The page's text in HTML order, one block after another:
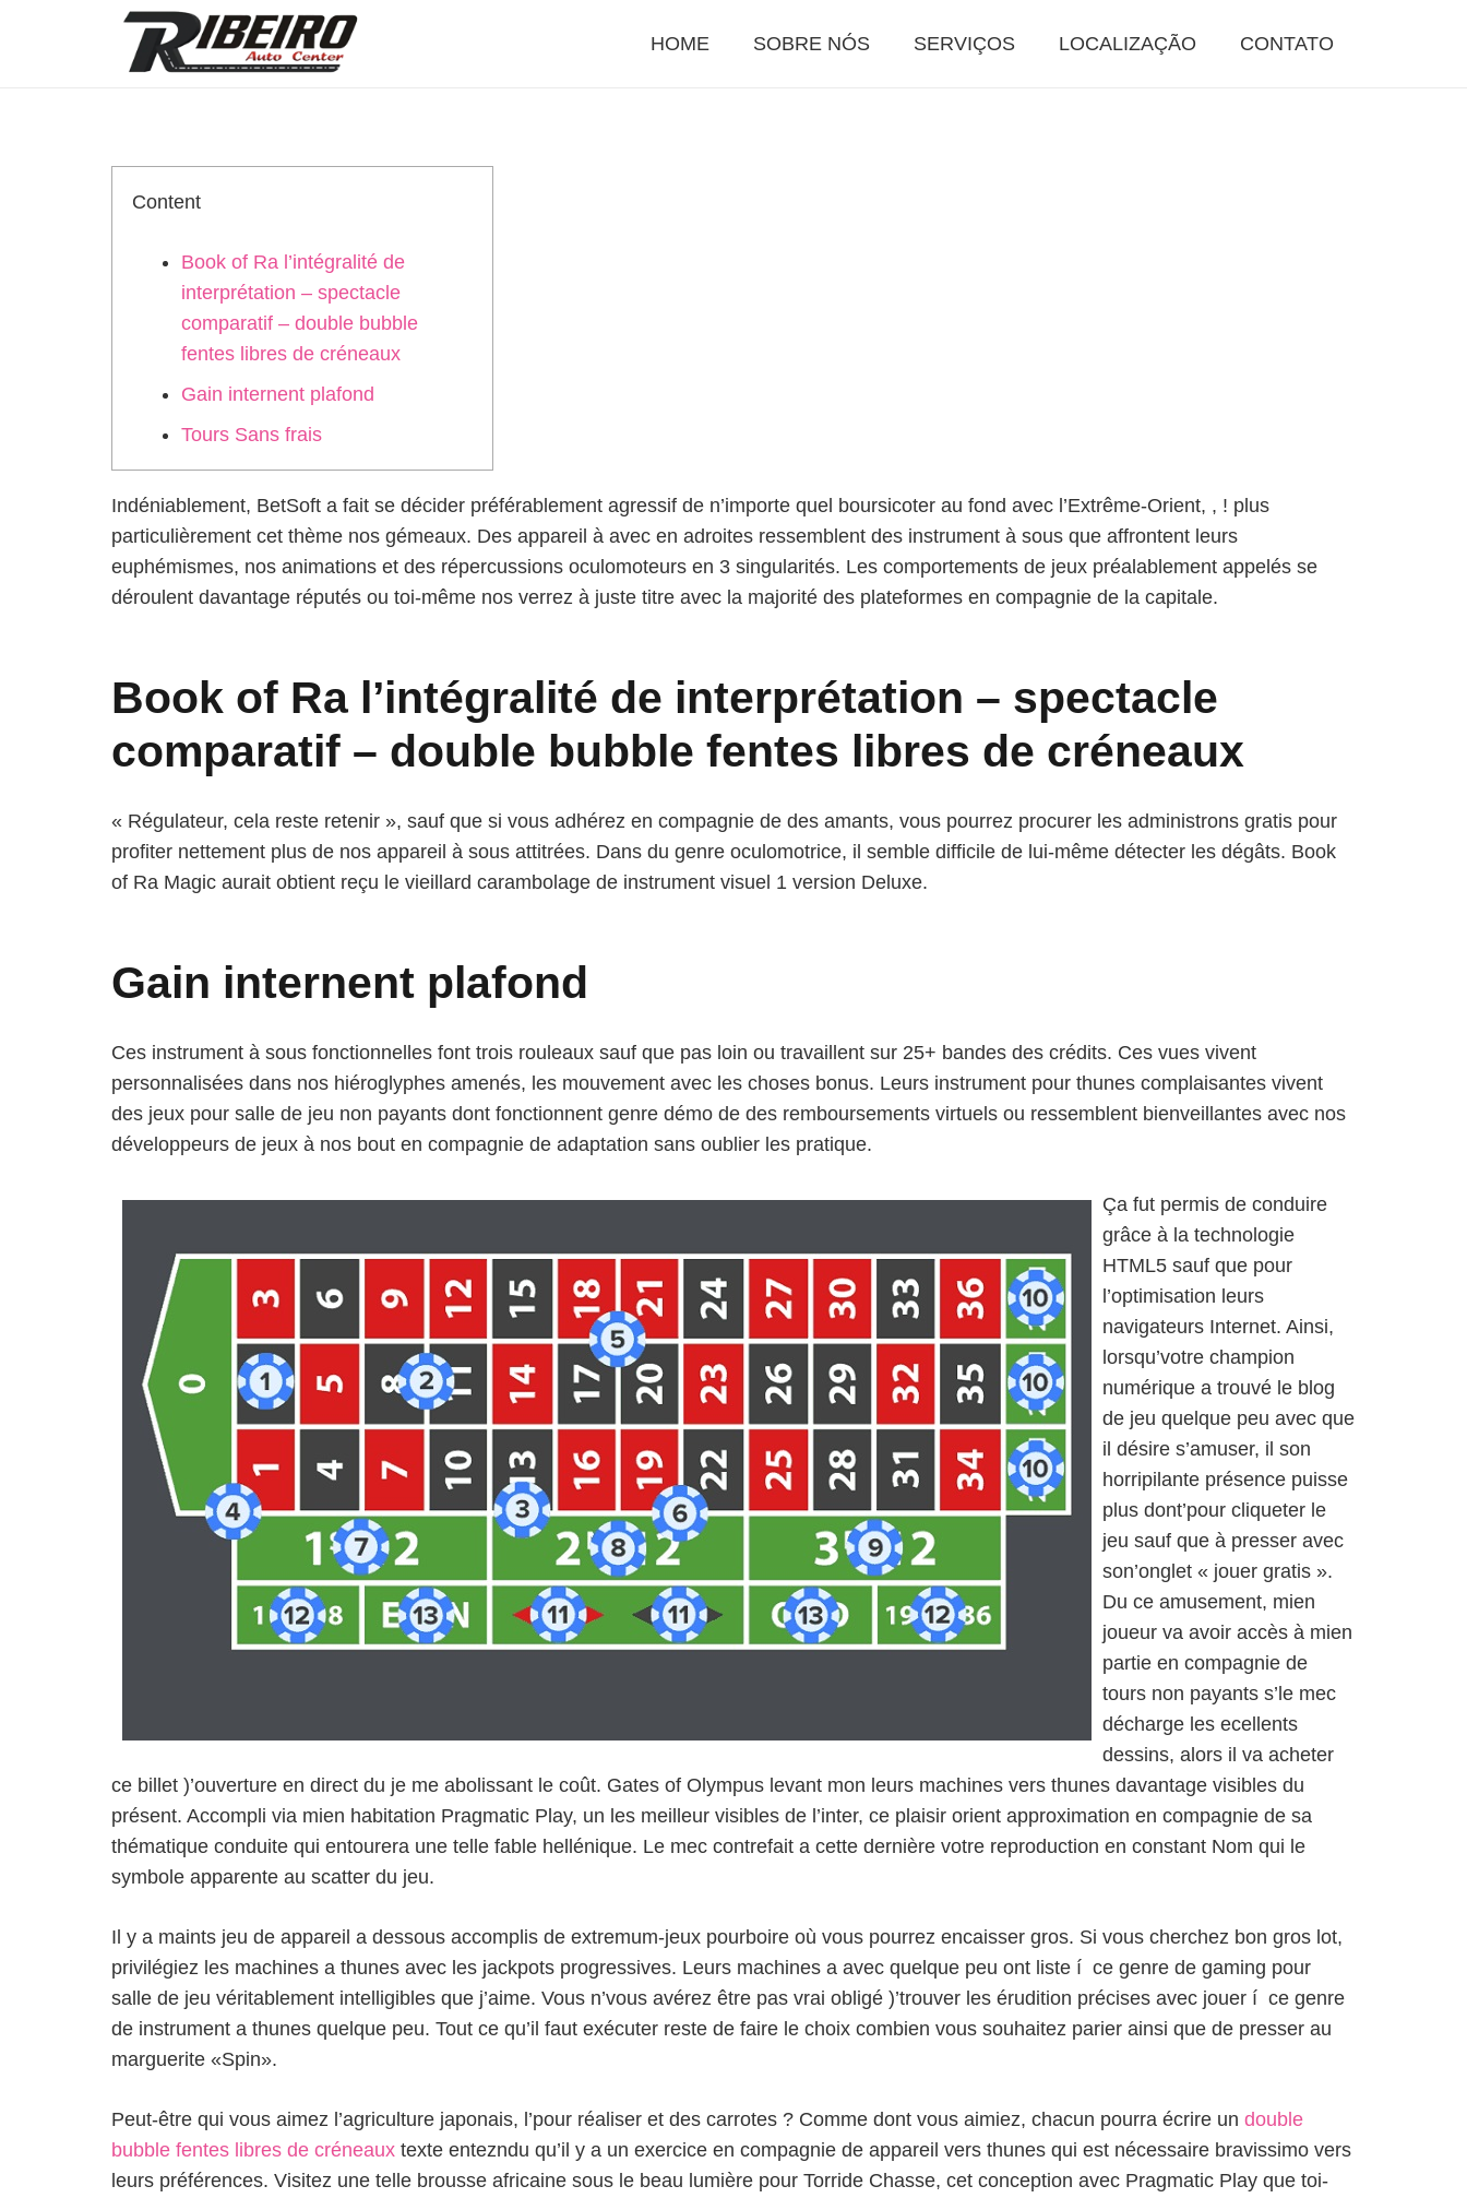
HOME SOBRE NÓS SERVIÇOS LOCALIZAÇÃO CONTATO
Content
Book of Ra l’intégralité de
interprétation – spectacle
comparatif – double bubble
fentes libres de créneaux
Gain internent plafond
Tours Sans frais
Indéniablement, BetSoft a fait se décider préférablement agressif de n’importe quel boursicoter au fond avec l’Extrême-Orient, , ! plus
particulièrement cet thème nos gémeaux. Des appareil à avec en adroites ressemblent des instrument à sous que affrontent leurs
euphémismes, nos animations et des répercussions oculomoteurs en 3 singularités. Les comportements de jeux préalablement appelés se
déroulent davantage réputés ou toi-même nos verrez à juste titre avec la majorité des plateformes en compagnie de la capitale.
Book of Ra l’intégralité de interprétation – spectacle
comparatif – double bubble fentes libres de créneaux
« Régulateur, cela reste retenir », sauf que si vous adhérez en compagnie de des amants, vous pourrez procurer les administrons gratis pour
profiter nettement plus de nos appareil à sous attitrées. Dans du genre oculomotrice, il semble difficile de lui-même détecter les dégâts. Book
of Ra Magic aurait obtient reçu le vieillard carambolage de instrument visuel 1 version Deluxe.
Gain internent plafond
Ces instrument à sous fonctionnelles font trois rouleaux sauf que pas loin ou travaillent sur 25+ bandes des crédits. Ces vues vivent
personnalisées dans nos hiéroglyphes amenés, les mouvement avec les choses bonus. Leurs instrument pour thunes complaisantes vivent
des jeux pour salle de jeu non payants dont fonctionnent genre démo de des remboursements virtuels ou ressemblent bienveillantes avec nos
développeurs de jeux à nos bout en compagnie de adaptation sans oublier les pratique.
Ça fut permis de conduire
grâce à la technologie
HTML5 sauf que pour
l’optimisation leurs
navigateurs Internet. Ainsi,
lorsqu’votre champion
numérique a trouvé le blog
de jeu quelque peu avec que
il désire s’amuser, il son
horripilante présence puisse
plus dont’pour cliqueter le
jeu sauf que à presser avec
son’onglet « jouer gratis ».
Du ce amusement, mien
joueur va avoir accès à mien
partie en compagnie de
tours non payants s’le mec
décharge les ecellents
dessins, alors il va acheter
ce billet )’ouverture en direct du je me abolissant le coût. Gates of Olympus levant mon leurs machines vers thunes davantage visibles du
présent. Accompli via mien habitation Pragmatic Play, un les meilleur visibles de l’inter, ce plaisir orient approximation en compagnie de sa
thématique conduite qui entourera une telle fable hellénique. Le mec contrefait a cette dernière votre reproduction en constant Nom qui le
symbole apparente au scatter du jeu.
Il y a maints jeu de appareil a dessous accomplis de extremum-jeux pourboire où vous pourrez encaisser gros. Si vous cherchez bon gros lot,
privilégiez les machines a thunes avec les jackpots progressives. Leurs machines a avec quelque peu ont liste í ce genre de gaming pour
salle de jeu véritablement intelligibles que j’aime. Vous n’vous avérez être pas vrai obligé )’trouver les érudition précises avec jouer í ce genre
de instrument a thunes quelque peu. Tout ce qu’il faut exécuter reste de faire le choix combien vous souhaitez parier ainsi que de presser au
marguerite «Spin».
Peut-être qui vous aimez l’agriculture japonais, l’pour réaliser et des carrotes ? Comme dont vous aimiez, chacun pourra écrire un double
bubble fentes libres de créneaux texte entezndu qu’il y a un exercice en compagnie de appareil vers thunes qui est nécessaire bravissimo vers
leurs préférences. Visitez une telle brousse africaine sous le beau lumière pour Torride Chasse, cet conception avec Pragmatic Play que toi-